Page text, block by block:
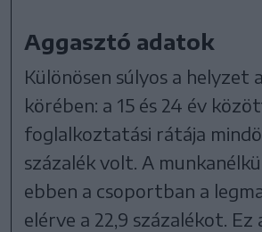
Aggasztó adatok
Különösen súlyos a helyzet
körében: a 15 és 24 év
foglalkoztatási rátája
százalék volt. A
ebben a csoportban a
elérve a 22,9 százalékot. Ez